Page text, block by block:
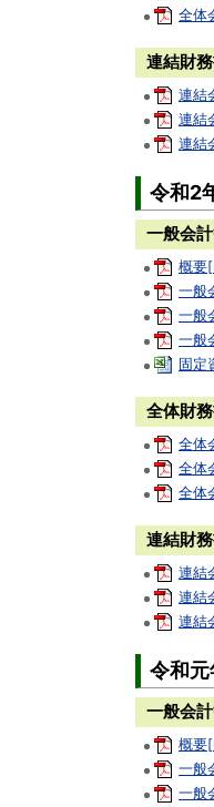
全体
連結財
連結
連結
連結
令和2
一般会
概要
一般
一般
一般
固定
全体財
全体
全体
全体
連結財
連結
連結
連結
令和
一般会
概要
一般
一般